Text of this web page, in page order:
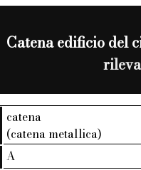
Catena edificio del
catena
(catena metallica)
A